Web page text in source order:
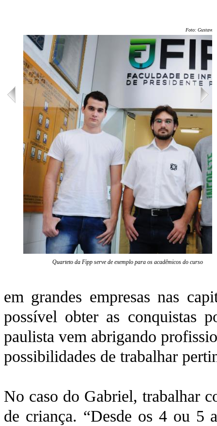
Foto: Gustavo
Quarteto da Fipp serve de exemplo para os acadêmicos do curso
em grandes empresas nas
possível obter as conquistas
paulista vem abrigando
possibilidades de trabalhar
No caso do Gabriel, trabalhar
de criança. “Desde os 4 ou 5